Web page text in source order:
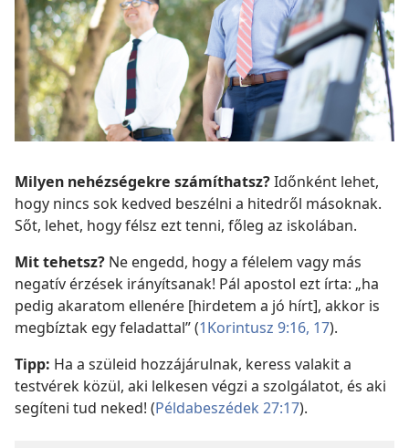
Milyen nehézségekre számíthatsz?Időnként lehet,
hogy nincs sok kedved beszélni a hitedről másoknak.
Sőt, lehet, hogy félsz ezt tenni, főleg az iskolában.
Mit tehetsz? Ne engedd, hogy a félelem vagy más
negatív érzések irányítsanak! Pál apostol ezt írta: „ha
pedig akaratom ellenére [hirdetem a jó hírt], akkor is
megbíztak egy feladattal” (1Korintusz 9:16, 17).
Tipp: Ha a szüleid hozzájárulnak, keress valakit a
testvérek közül, aki lelkesen végzi a szolgálatot, és aki
segíteni tud neked! (Példabeszédek 27:17).